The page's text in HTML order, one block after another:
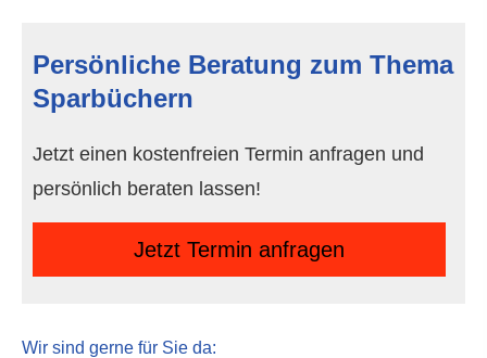
Persönliche Beratung zum Thema
Sparbüchern
Jetzt einen kostenfreien Termin anfragen und
persönlich beraten lassen!
Jetzt Termin anfragen
Wir sind gerne für Sie da: